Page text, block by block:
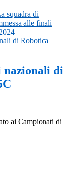
squadra di
alle finali
di Robotica
nazionali di
ai Campionati di